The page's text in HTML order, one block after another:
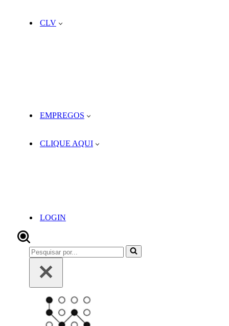
CLV
EMPREGOS
CLIQUE AQUI
LOGIN
Pesquisar
por...